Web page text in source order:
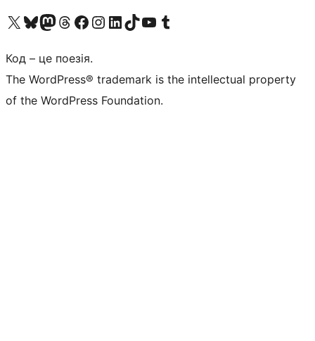
Visit our X (formerly Twitter) account
Visit our Bluesky account
Завітайте до нашої стрічки в Mastodon
Visit our Threads account
Завітайте на нашу сторінку в Facebook
Visit our Instagram account
Visit our LinkedIn account
Visit our TikTok account
Visit our YouTube channel
Visit our Tumblr account
Код – це поезія.
The WordPress® trademark is the intellectual property
of the WordPress Foundation.